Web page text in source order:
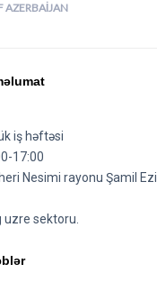
AZERBAIJAN
iş həftəsi
17:00
Nesimi rayonu Şamil
sektoru.